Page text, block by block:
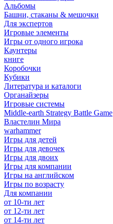
Альбомы
Башни, стаканы & мешочки
Для экспертов
Игровые элементы
Игры от одного игрока
Каунтеры
книге
Коробочки
Кубики
Литература и каталоги
Органайзеры
Игровые системы
Middle-earth Strategy Battle Game
Властелин Мира
warhammer
Игры для детей
Игры для девочек
Игры для двоих
Игры для компании
Игры на английском
Игры по возрасту
Для компании
от 10-ти лет
от 12-ти лет
от 14-ти лет